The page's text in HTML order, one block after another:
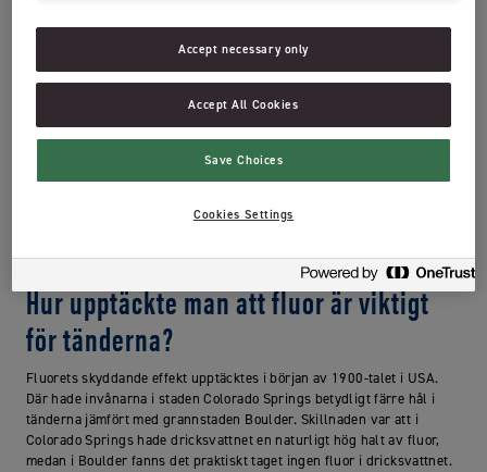
Kort och gott – ja! Fluor är bra för tänderna. Det finns ett
vetenskapligt stöd som visar att fluor skyddar mot karies. Statens
beredning för medicinsk utvärdering har tagit fram rapporter som
(SBUs rapport 161:2002 och SBU rapport 2015:230)
Vetenskapliga studier på fluoranvändning och effekterna av att
använda tandkräm med fluor är svåra att genomföra av etiska skäl.
tänderna med en tandkräm utan fluor vore oetiskt då det innebär en
Hur upptäckte man att fluor är viktigt
för tänderna?
Fluorets skyddande effekt upptäcktes i början av 1900-talet i USA.
Där hade invånarna i staden Colorado Springs betydligt färre hål i
tänderna jämfört med grannstaden Boulder. Skillnaden var att i
Colorado Springs hade dricksvattnet en naturligt hög halt av fluor,
medan i Boulder fanns det praktiskt taget ingen fluor i dricksvattnet.
Accept necessary only
Accept All Cookies
Save Choices
Cookies Settings